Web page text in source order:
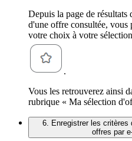
Depuis la page de résultats
d'une offre consultée, vous
votre choix à votre
.
Vous les retrouverez ainsi
rubrique « Ma sélection
6. Enregistrer les critères
offres par